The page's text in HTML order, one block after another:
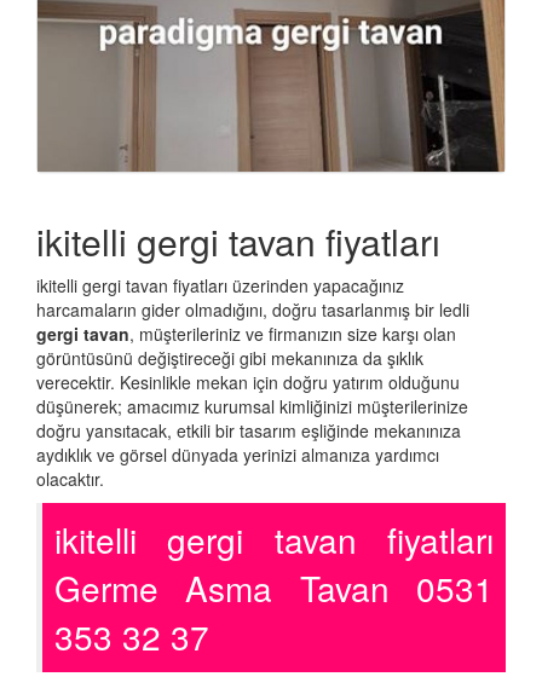
ikitelli gergi tavan fiyatları
ikitelli gergi tavan fiyatları üzerinden yapacağınız
harcamaların gider olmadığını, doğru tasarlanmış bir ledli
gergi tavan, müşterileriniz ve firmanızın size karşı olan
görüntüsünü değiştireceği gibi mekanınıza da şıklık
verecektir. Kesinlikle mekan için doğru yatırım olduğunu
düşünerek; amacımız kurumsal kimliğinizi müşterilerinize
doğru yansıtacak, etkili bir tasarım eşliğinde mekanınıza
aydıklık ve görsel dünyada yerinizi almanıza yardımcı
olacaktır.
ikitelli gergi tavan fiyatları
Germe Asma Tavan 0531
353 32 37